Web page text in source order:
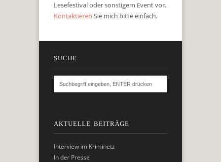
Lesefestival oder sonstigem Event vor.
Kontaktieren Sie mich bitte einfach.
SUCHE
AKTUELLE BEITRÄGE
Interview im Kriminetz
In der Presse